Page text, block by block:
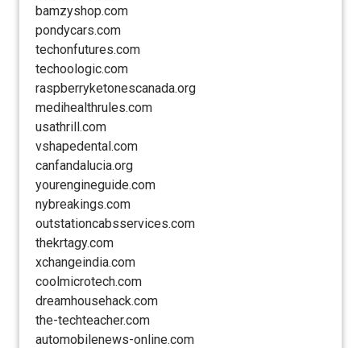
bamzyshop.com
pondycars.com
techonfutures.com
techoologic.com
raspberryketonescanada.org
medihealthrules.com
usathrill.com
vshapedental.com
canfandalucia.org
yourengineguide.com
nybreakings.com
outstationcabsservices.com
thekrtagy.com
xchangeindia.com
coolmicrotech.com
dreamhousehack.com
the-techteacher.com
automobilenews-online.com